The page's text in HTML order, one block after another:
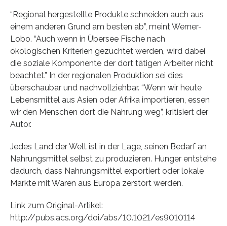
“Regional hergestellte Produkte schneiden auch aus
einem anderen Grund am besten ab”, meint Werner-
Lobo. “Auch wenn in Übersee Fische nach
ökologischen Kriterien gezüchtet werden, wird dabei
die soziale Komponente der dort tätigen Arbeiter nicht
beachtet.” In der regionalen Produktion sei dies
überschaubar und nachvollziehbar. “Wenn wir heute
Lebensmittel aus Asien oder Afrika importieren, essen
wir den Menschen dort die Nahrung weg”, kritisiert der
Autor.
Jedes Land der Welt ist in der Lage, seinen Bedarf an
Nahrungsmittel selbst zu produzieren. Hunger entstehe
dadurch, dass Nahrungsmittel exportiert oder lokale
Märkte mit Waren aus Europa zerstört werden.
Link zum Original-Artikel:
http://pubs.acs.org/doi/abs/10.1021/es9010114